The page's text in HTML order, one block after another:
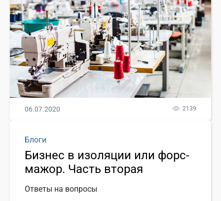
06.07.2020 2139
Блоги
Бизнес в изоляции или форс-
мажор. Часть вторая
Ответы на вопросы